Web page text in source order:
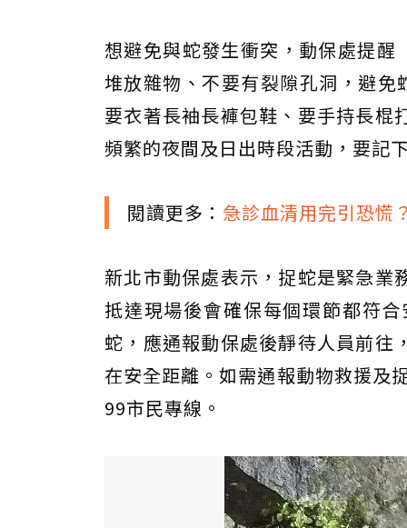
想避免與蛇發生衝突，動保處提
堆放雜物、不要有裂隙孔洞，避
要衣著長袖長褲包鞋、要手持長棍
頻繁的夜間及日出時段活動，要記
閱讀更多： 急診血清用完引恐慌
新北市動保處表示，捉蛇是緊急業
抵達現場後會確保每個環節都符
蛇，應通報動保處後靜待人員前往
在安全距離。如需通報動物救援及
99市民專線。